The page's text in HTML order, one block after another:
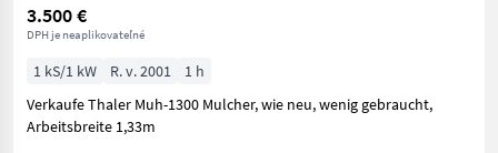
3.500 €
DPH je neaplikovateľné
1 kS/1 kW R. v. 2001
1 h
Verkaufe Thaler Muh-1300 Mulcher, wie neu, wenig gebraucht,
Arbeitsbreite 1,33m